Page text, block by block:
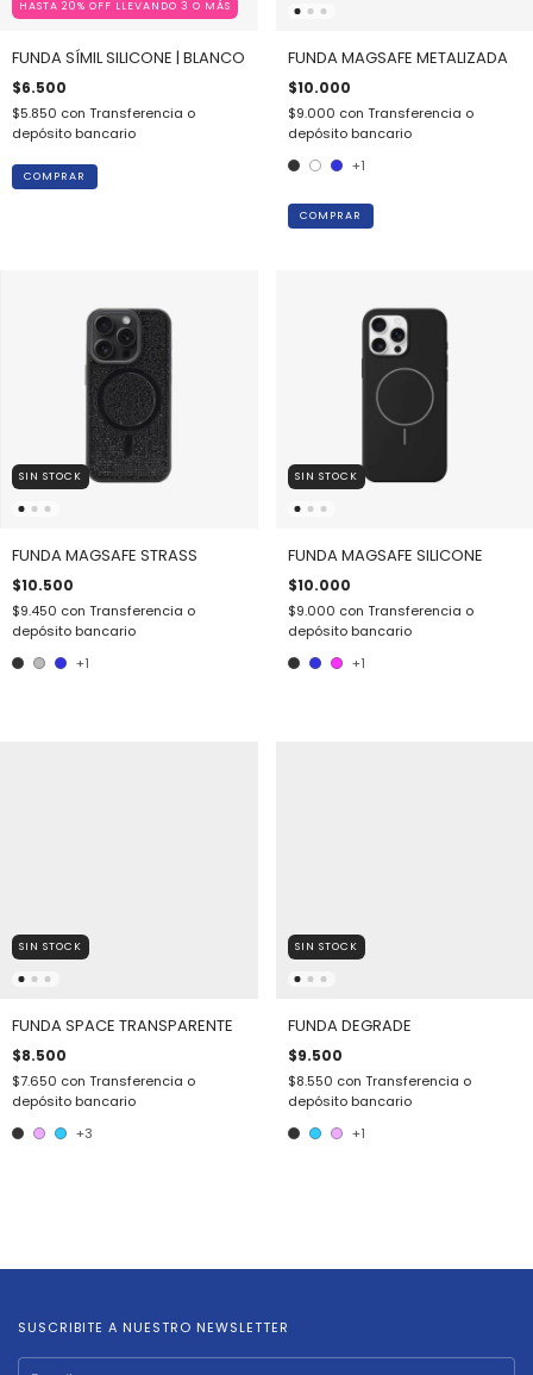
HASTA 20% OFF LLEVANDO 3 O MÁS
FUNDA SÍMIL SILICONE | BLANCO
$6.500
$5.850 con Transferencia o
depósito bancario
COMPRAR
FUNDA MAGSAFE METALIZADA
$10.000
$9.000 con Transferencia o
depósito bancario
+1
COMPRAR
SIN STOCK
FUNDA MAGSAFE STRASS
$10.500
$9.450 con Transferencia o
depósito bancario
+1
SIN STOCK
FUNDA MAGSAFE SILICONE
$10.000
$9.000 con Transferencia o
depósito bancario
+1
SIN STOCK
FUNDA SPACE TRANSPARENTE
$8.500
$7.650 con Transferencia o
depósito bancario
+3
SIN STOCK
FUNDA DEGRADE
$9.500
$8.550 con Transferencia o
depósito bancario
+1
SUSCRIBITE A NUESTRO NEWSLETTER